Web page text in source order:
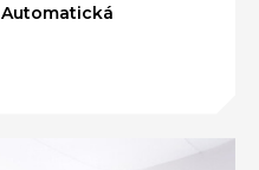
Automatická